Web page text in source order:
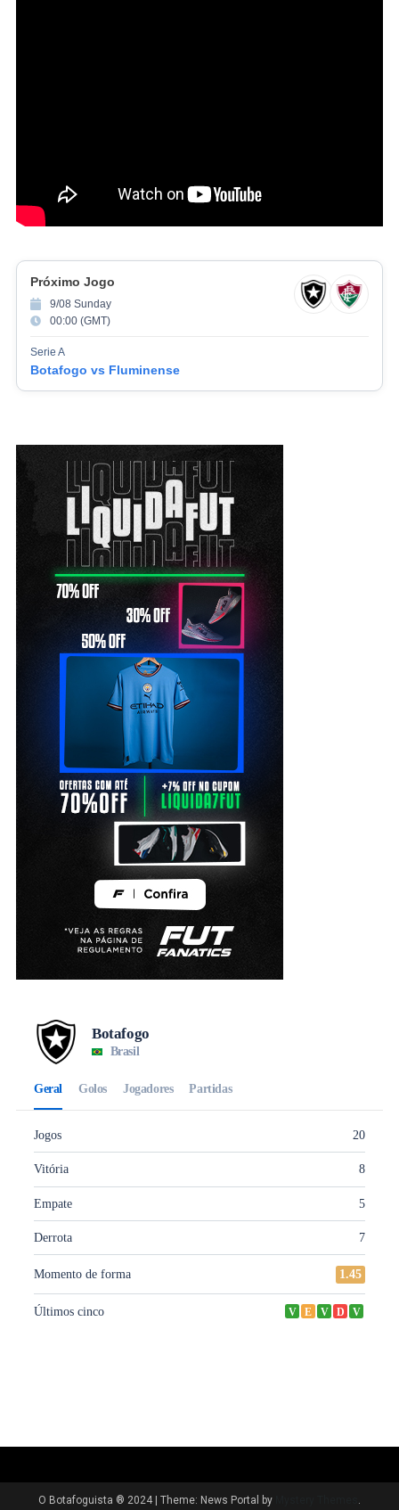
Próximo Jogo
9/08 Sunday
00:00 (GMT)
Serie A
Botafogo vs Fluminense
O Botafoguista ® 2024 | Theme: News Portal by